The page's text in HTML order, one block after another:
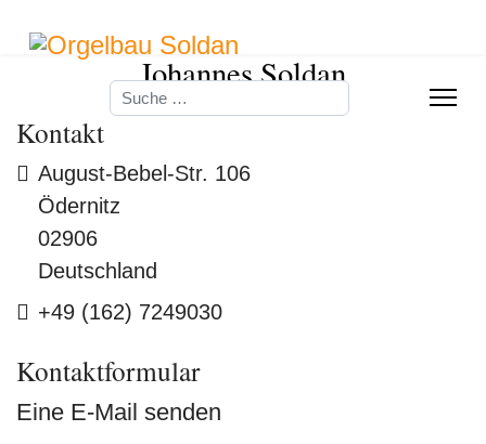
Suchen
Johannes Soldan
Kontakt
Adresse
August-Bebel-Str. 106
Ödernitz
02906
Deutschland
Telefon
+49 (162) 7249030
Kontaktformular
Eine E-Mail senden